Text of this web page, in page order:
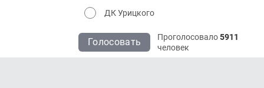
ДК Урицкого
Голосовать Проголосовало5911
человек